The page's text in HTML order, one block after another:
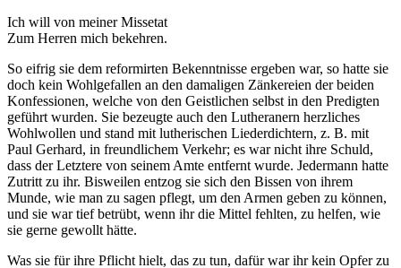
Ich will von meiner Missetat
Zum Herren mich bekehren.
So eifrig sie dem reformirten Bekenntnisse ergeben war, so hatte sie
doch kein Wohlgefallen an den damaligen Zänkereien der beiden
Konfessionen, welche von den Geistlichen selbst in den Predigten
geführt wurden. Sie bezeugte auch den Lutheranern herzliches
Wohlwollen und stand mit lutherischen Liederdichtern, z. B. mit
Paul Gerhard, in freundlichem Verkehr; es war nicht ihre Schuld,
dass der Letztere von seinem Amte entfernt wurde. Jedermann hatte
Zutritt zu ihr. Bisweilen entzog sie sich den Bissen von ihrem
Munde, wie man zu sagen pflegt, um den Armen geben zu können,
und sie war tief betrübt, wenn ihr die Mittel fehlten, zu helfen, wie
sie gerne gewollt hätte.
Was sie für ihre Pflicht hielt, das zu tun, dafür war ihr kein Opfer zu